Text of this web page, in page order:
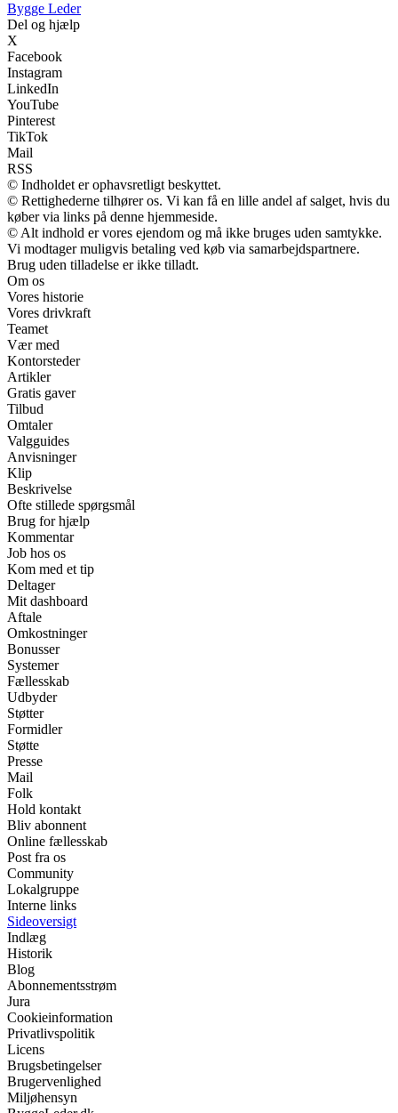
Bygge Leder
Del og hjælp
X
Facebook
Instagram
LinkedIn
YouTube
Pinterest
TikTok
Mail
RSS
© Indholdet er ophavsretligt beskyttet.
© Rettighederne tilhører os. Vi kan få en lille andel af salget, hvis du
køber via links på denne hjemmeside.
© Alt indhold er vores ejendom og må ikke bruges uden samtykke.
Vi modtager muligvis betaling ved køb via samarbejdspartnere.
Brug uden tilladelse er ikke tilladt.
Om os
Vores historie
Vores drivkraft
Teamet
Vær med
Kontorsteder
Artikler
Gratis gaver
Tilbud
Omtaler
Valgguides
Anvisninger
Klip
Beskrivelse
Ofte stillede spørgsmål
Brug for hjælp
Kommentar
Job hos os
Kom med et tip
Deltager
Mit dashboard
Aftale
Omkostninger
Bonusser
Systemer
Fællesskab
Udbyder
Støtter
Formidler
Støtte
Presse
Mail
Folk
Hold kontakt
Bliv abonnent
Online fællesskab
Post fra os
Community
Lokalgruppe
Interne links
Sideoversigt
Indlæg
Historik
Blog
Abonnementsstrøm
Jura
Cookieinformation
Privatlivspolitik
Licens
Brugsbetingelser
Brugervenlighed
Miljøhensyn